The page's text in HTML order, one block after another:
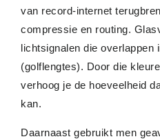
van record-internet
compressie en routing.
lichtsignalen die overlappen
(golflengtes). Door die
verhoog je de hoeveelheid
kan.
Daarnaast gebruikt men